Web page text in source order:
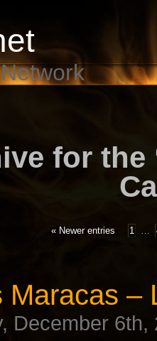
for the
« Newer entries 1 …
Maracas –
December 6th,